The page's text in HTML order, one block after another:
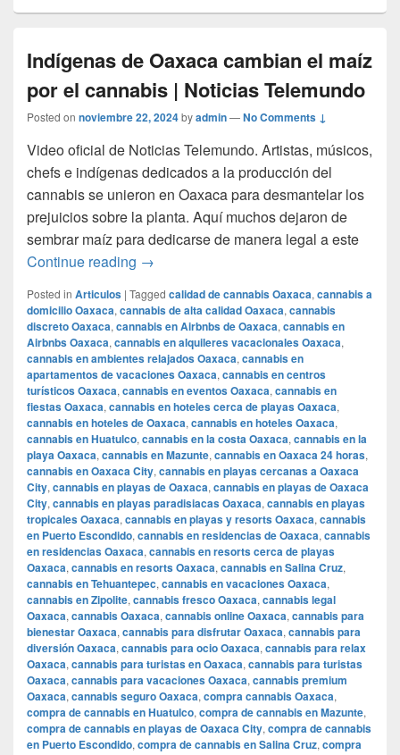
Indígenas de Oaxaca cambian el maíz
por el cannabis | Noticias Telemundo
Posted on noviembre 22, 2024byadmin—No Comments ↓
Video oficial de Noticias Telemundo. Artistas, músicos,
chefs e indígenas dedicados a la producción del
cannabis se unieron en Oaxaca para desmantelar los
prejuicios sobre la planta. Aquí muchos dejaron de
sembrar maíz para dedicarse de manera legal a este
Continue reading Indígenas de Oaxaca cambian el maíz
→
Posted in Articulos | Tagged calidad de cannabis Oaxaca, cannabis a
domicilio Oaxaca, cannabis de alta calidad Oaxaca, cannabis
discreto Oaxaca, cannabis en Airbnbs de Oaxaca, cannabis en
Airbnbs Oaxaca, cannabis en alquileres vacacionales Oaxaca,
cannabis en ambientes relajados Oaxaca, cannabis en
apartamentos de vacaciones Oaxaca, cannabis en centros
turísticos Oaxaca, cannabis en eventos Oaxaca, cannabis en
fiestas Oaxaca, cannabis en hoteles cerca de playas Oaxaca,
cannabis en hoteles de Oaxaca, cannabis en hoteles Oaxaca,
cannabis en Huatulco, cannabis en la costa Oaxaca, cannabis en la
playa Oaxaca, cannabis en Mazunte, cannabis en Oaxaca 24 horas,
cannabis en Oaxaca City, cannabis en playas cercanas a Oaxaca
City, cannabis en playas de Oaxaca, cannabis en playas de Oaxaca
City, cannabis en playas paradisiacas Oaxaca, cannabis en playas
tropicales Oaxaca, cannabis en playas y resorts Oaxaca, cannabis
en Puerto Escondido, cannabis en residencias de Oaxaca, cannabis
en residencias Oaxaca, cannabis en resorts cerca de playas
Oaxaca, cannabis en resorts Oaxaca, cannabis en Salina Cruz,
cannabis en Tehuantepec, cannabis en vacaciones Oaxaca,
cannabis en Zipolite, cannabis fresco Oaxaca, cannabis legal
Oaxaca, cannabis Oaxaca, cannabis online Oaxaca, cannabis para
bienestar Oaxaca, cannabis para disfrutar Oaxaca, cannabis para
diversión Oaxaca, cannabis para ocio Oaxaca, cannabis para relax
Oaxaca, cannabis para turistas en Oaxaca, cannabis para turistas
Oaxaca, cannabis para vacaciones Oaxaca, cannabis premium
Oaxaca, cannabis seguro Oaxaca, compra cannabis Oaxaca,
compra de cannabis en Huatulco, compra de cannabis en Mazunte,
compra de cannabis en playas de Oaxaca City, compra de cannabis
en Puerto Escondido, compra de cannabis en Salina Cruz, compra